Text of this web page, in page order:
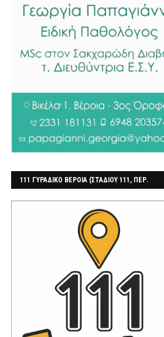
111 ΓΥΡΑΔΙΚΟ ΒΕΡΟΙΑ (ΣΤΑΔΙΟΥ 111, ΠΕΡ.